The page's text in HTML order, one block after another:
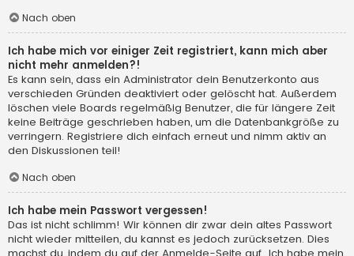
Nach oben
Ich habe mich vor einiger Zeit registriert, kann mich aber
nicht mehr anmelden?!
Es kann sein, dass ein Administrator dein Benutzerkonto aus
verschieden Gründen deaktiviert oder gelöscht hat. Außerdem
löschen viele Boards regelmäßig Benutzer, die für längere Zeit
keine Beiträge geschrieben haben, um die Datenbankgröße zu
verringern. Registriere dich einfach erneut und nimm aktiv an
den Diskussionen teil!
Nach oben
Ich habe mein Passwort vergessen!
Das ist nicht schlimm! Wir können dir zwar dein altes Passwort
nicht wieder mitteilen, du kannst es jedoch zurücksetzen. Dies